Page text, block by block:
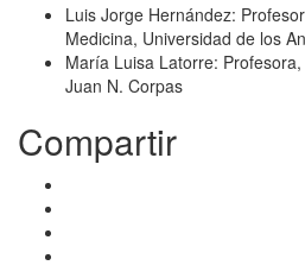
Luis Jorge Hernández:
Medicina, Universidad de los
María Luisa Latorre:
Juan N. Corpas
Compartir